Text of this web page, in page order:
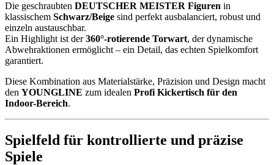
Die geschraubten DEUTSCHER MEISTER Figuren in
klassischem Schwarz/Beige sind perfekt ausbalanciert, robust und
einzeln austauschbar.
Ein Highlight ist der360°-rotierende Torwart, der dynamische
Abwehraktionen ermöglicht – ein Detail, das echten Spielkomfort
garantiert.
Diese Kombination aus Materialstärke, Präzision und Design macht
den YOUNGLINE zum idealen Profi Kickertisch für den
Indoor-Bereich.
Spielfeld für kontrollierte und präzise
Spiele